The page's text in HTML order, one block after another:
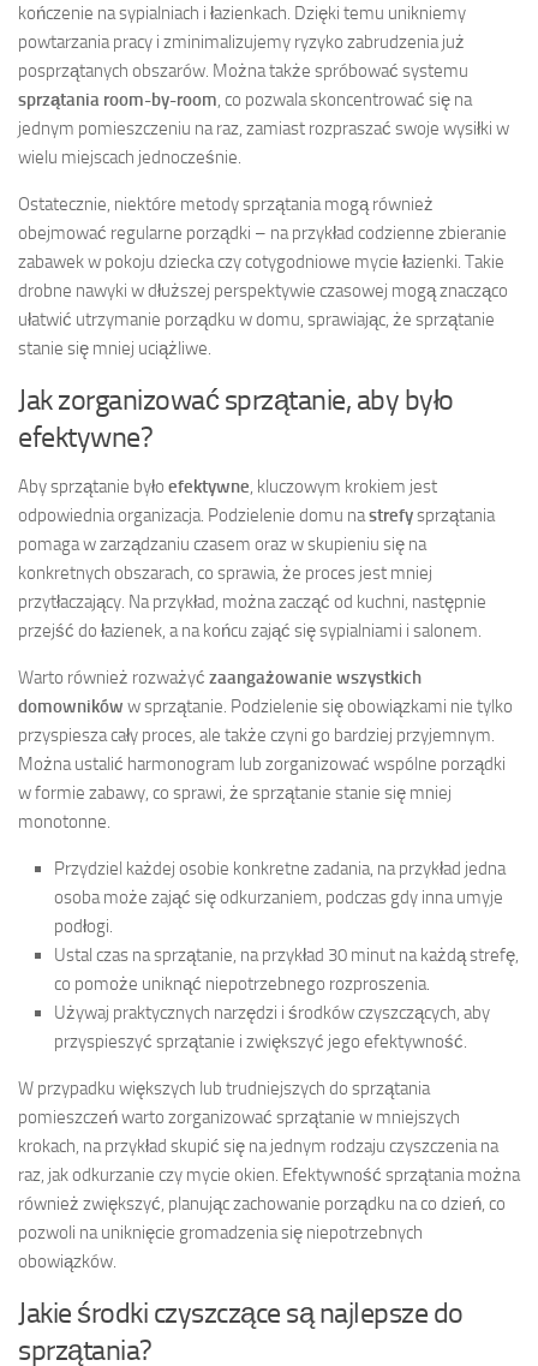
kończenie na sypialniach i łazienkach. Dzięki temu unikniemy
powtarzania pracy i zminimalizujemy ryzyko zabrudzenia już
posprzątanych obszarów. Można także spróbować systemu
sprzątania room-by-room, co pozwala skoncentrować się na
jednym pomieszczeniu na raz, zamiast rozpraszać swoje wysiłki w
wielu miejscach jednocześnie.
Ostatecznie, niektóre metody sprzątania mogą również
obejmować regularne porządki – na przykład codzienne zbieranie
zabawek w pokoju dziecka czy cotygodniowe mycie łazienki. Takie
drobne nawyki w dłuższej perspektywie czasowej mogą znacząco
ułatwić utrzymanie porządku w domu, sprawiając, że sprzątanie
stanie się mniej uciążliwe.
Jak zorganizować sprzątanie, aby było
efektywne?
Aby sprzątanie było efektywne, kluczowym krokiem jest
odpowiednia organizacja. Podzielenie domu nastrefysprzątania
pomaga w zarządzaniu czasem oraz w skupieniu się na
konkretnych obszarach, co sprawia, że proces jest mniej
przytłaczający. Na przykład, można zacząć od kuchni, następnie
przejść do łazienek, a na końcu zająć się sypialniami i salonem.
Warto również rozważyć zaangażowanie wszystkich
domowników w sprzątanie. Podzielenie się obowiązkami nie tylko
przyspiesza cały proces, ale także czyni go bardziej przyjemnym.
Można ustalić harmonogram lub zorganizować wspólne porządki
w formie zabawy, co sprawi, że sprzątanie stanie się mniej
monotonne.
Przydziel każdej osobie konkretne zadania, na przykład jedna
osoba może zająć się odkurzaniem, podczas gdy inna umyje
podłogi.
Ustal czas na sprzątanie, na przykład 30 minut na każdą strefę,
co pomoże uniknąć niepotrzebnego rozproszenia.
Używaj praktycznych narzędzi i środków czyszczących, aby
przyspieszyć sprzątanie i zwiększyć jego efektywność.
W przypadku większych lub trudniejszych do sprzątania
pomieszczeń warto zorganizować sprzątanie w mniejszych
krokach, na przykład skupić się na jednym rodzaju czyszczenia na
raz, jak odkurzanie czy mycie okien. Efektywność sprzątania można
również zwiększyć, planując zachowanie porządku na co dzień, co
pozwoli na uniknięcie gromadzenia się niepotrzebnych
obowiązków.
Jakie środki czyszczące są najlepsze do
sprzątania?